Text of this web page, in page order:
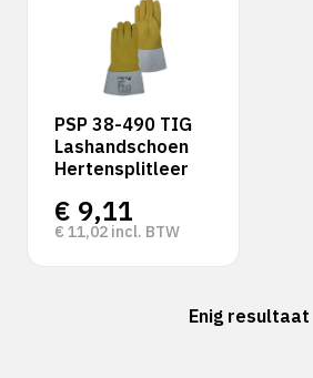
PSP 38-490 TIG
Lashandschoen
Hertensplitleer
€ 9,11
€ 11,02 incl. BTW
Enig resultaat